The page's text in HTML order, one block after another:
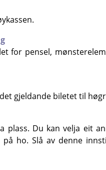
for pensel,
gjeldande biletet til
Du kan velja eit
ho. Slå av denne